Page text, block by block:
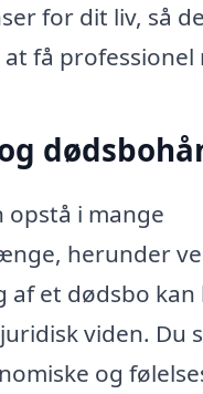
for dit liv, så
få professionel
opstå i mange
herunder
af et dødsbo
viden. Du
og